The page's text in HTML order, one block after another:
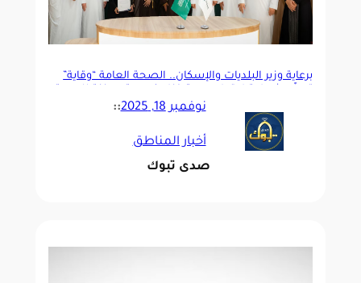
برعاية وزير البلديات والإسكان.. الصحة العامة “وقاية”
نوفمبر 18, 2025 ::
أخبار المناطق
صدى تبوك